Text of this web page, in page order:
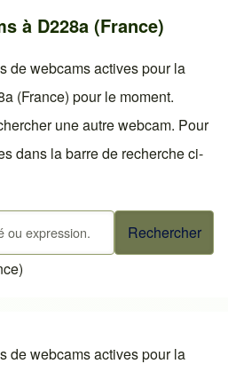
à D228a (France)
de webcams actives pour la
(France) pour le moment.
une autre webcam. Pour
dans la barre de recherche ci-
de webcams actives pour la